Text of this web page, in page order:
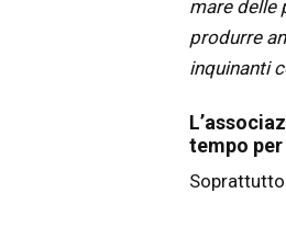
mare delle
produrre
inquinanti
tempo